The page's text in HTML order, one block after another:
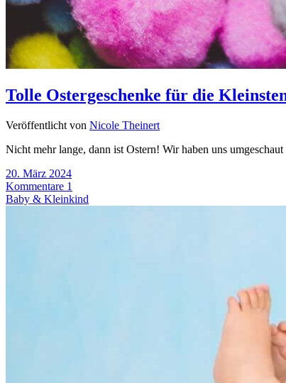
Tolle Ostergeschenke für die
Veröffentlicht von Nicole Theinert
Nicht mehr lange, dann ist Ostern! Wir haben uns
20. März 2024
Kommentare 1
Baby & Kleinkind